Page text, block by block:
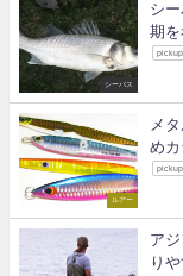
シーバス
シ
期を
pickup
ルアー
メ
めカ
pickup
ア
り